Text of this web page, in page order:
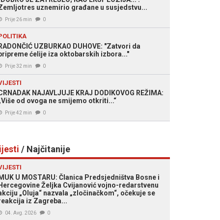
uznemirio građane u susjedstvu...
Prije 26 min 0
UZBURKAO DUHOVE: "Zatvori da
ćelije iza oktobarskih izbora..."
Prije 32 min 0
NAJAVLJUJE KRAJ DODIKOVOG REŽIMA:
od ovoga ne smijemo otkriti...“
Prije 42 min 0
/ Najčitanije
U MOSTARU: Članica Predsjedništva Bosne i
Željka Cvijanović vojno-redarstvenu
„Oluja“ nazvala „zločinačkom“, očekuje se
iz Zagreba...
04. Avg. 2026 0